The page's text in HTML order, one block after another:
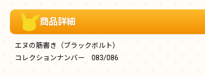
商品詳細
エヌの筋書き（ブラックボルト）
コレクションナンバー 083/086